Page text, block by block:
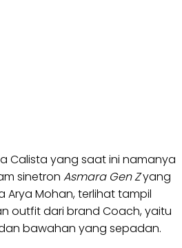
Calista yang saat ini namanya
sinetron Asmara Gen Zyang
Mohan, terlihat tampil
outfit dari brand Coach, yaitu
bawahan yang sepadan.